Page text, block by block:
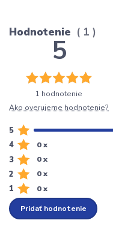
Hodnotenie 1
Pridať hodnotenie
5
1 hodnotenie
Ako overujeme hodnotenie?
5
4 0 x
3 0 x
2 0 x
1 0 x